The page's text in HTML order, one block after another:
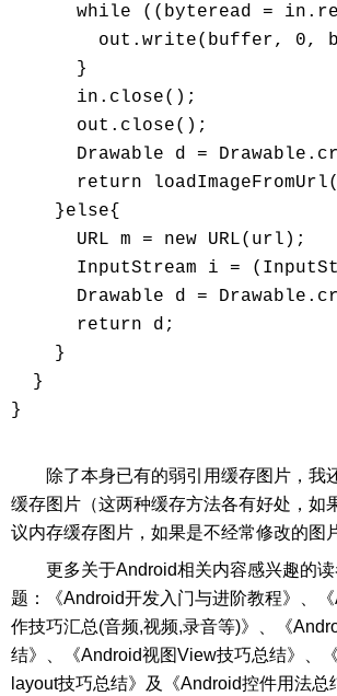
while ((byteread =
out.write(buffer, 0,
      }
      in.close();
      out.close();
Drawable d =
return
    }else{
      URL m = new URL(url);
InputStream i =
Drawable d =
      return d;
    }
  }
}
除了本身已有的弱引用缓存图片，我
缓存图片（这两种缓存方法各有好处，如
议内存缓存图片，如果是不经常修改的图
更多关于Android相关内容感兴趣的
题：《Android开发入门与进阶教程》、
作技巧汇总(音频,视频,录音等)》、《
结》、《Android视图View技巧总结》、
layout技巧总结》及《Android控件用法总